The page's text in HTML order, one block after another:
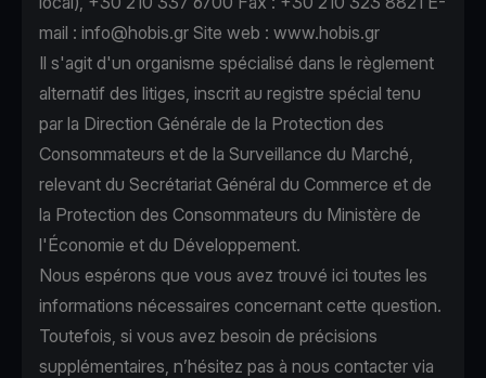
mail : info@hobis.gr Site web : www.hobis.gr
Il s'agit d'un organisme spécialisé dans le règlement
alternatif des litiges, inscrit au registre spécial tenu
par la Direction Générale de la Protection des
Consommateurs et de la Surveillance du Marché,
relevant du Secrétariat Général du Commerce et de
la Protection des Consommateurs du Ministère de
l'Économie et du Développement.
Nous espérons que vous avez trouvé ici toutes les
informations nécessaires concernant cette question.
Toutefois, si vous avez besoin de précisions
supplémentaires, n’hésitez pas à nous contacter via